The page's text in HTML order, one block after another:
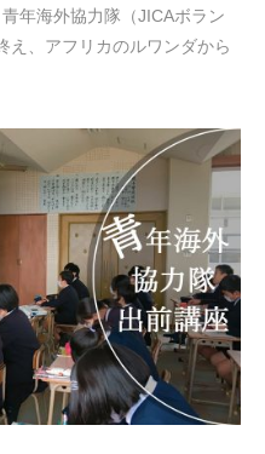
年海外協力隊（JICAボラン
え、アフリカのルワンダから